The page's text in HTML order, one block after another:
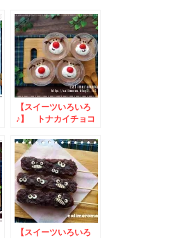
【スイーツいろいろ
♪】 トナカイチョコ
【スイーツいろいろ